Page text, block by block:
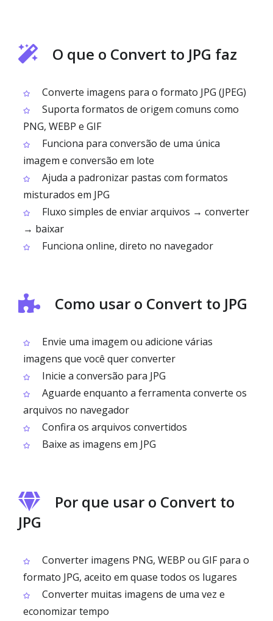
O que o Convert to JPG faz
Converte imagens para o formato JPG (JPEG)
Suporta formatos de origem comuns como
PNG, WEBP e GIF
Funciona para conversão de uma única
imagem e conversão em lote
Ajuda a padronizar pastas com formatos
misturados em JPG
Fluxo simples de enviar arquivos → converter
→ baixar
Funciona online, direto no navegador
Como usar o Convert to JPG
Envie uma imagem ou adicione várias
imagens que você quer converter
Inicie a conversão para JPG
Aguarde enquanto a ferramenta converte os
arquivos no navegador
Confira os arquivos convertidos
Baixe as imagens em JPG
Por que usar o Convert to
JPG
Converter imagens PNG, WEBP ou GIF para o
formato JPG, aceito em quase todos os lugares
Converter muitas imagens de uma vez e
economizar tempo